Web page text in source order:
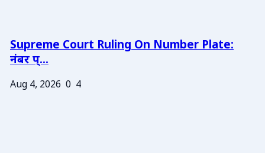
Supreme Court Ruling On Number Plate:
नंबर प्...
Aug 4, 2026 0 4